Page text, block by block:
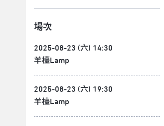
場次
2025-08-23 (六) 14:30
羊檯Lamp
2025-08-23 (六) 19:30
羊檯Lamp